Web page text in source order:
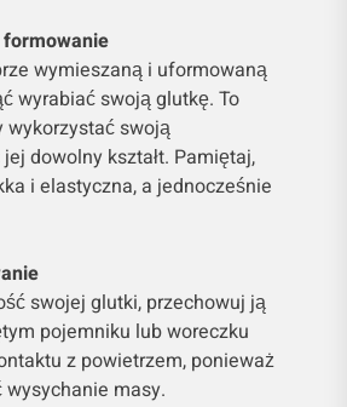
wymieszaną i uformowaną
wyrabiać swoją glutkę. To
wykorzystać swoją
dowolny kształt. Pamiętaj,
i elastyczna, a jednocześnie
swojej glutki, przechowuj ją
pojemniku lub woreczku
z powietrzem, ponieważ
masy.